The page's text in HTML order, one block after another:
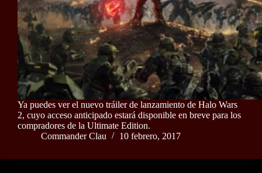
Ya puedes ver el nuevo tráiler de lanzamiento de Halo Wars
2, cuyo acceso anticipado estará disponible en breve para los
compradores de la Ultimate Edition.
Commander Clau
10 febrero, 2017